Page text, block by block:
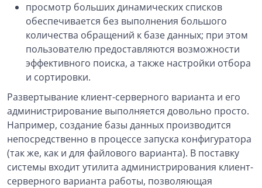
просмотр больших динамических списков
обеспечивается без выполнения большого
количества обращений к базе данных; при этом
пользователю предоставляются возможности
эффективного поиска, а также настройки отбора
и сортировки.
Развертывание клиент-серверного варианта и его
администрирование выполняется довольно просто.
Например, создание базы данных производится
непосредственно в процессе запуска конфигуратора
(так же, как и для файлового варианта). В поставку
системы входит утилита администрирования клиент-
серверного варианта работы, позволяющая